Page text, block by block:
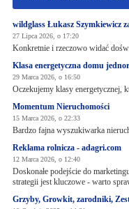
wildglass Łukasz Szymkiewicz
27 Lipca 2026, o 17:20
Konkretnie i rzeczowo widać
Klasa energetyczna domu
29 Marca 2026, o 16:50
Oczekujemy klasy energetycznej,
Momentum Nieruchomości
15 Marca 2026, o 22:33
Bardzo fajna wyszukiwarka
Reklama rolnicza - adagri.com
12 Marca 2026, o 12:40
Doskonałe podejście do
strategii jest kluczowe - warto
Grzyby, Growkit, zarodniki,